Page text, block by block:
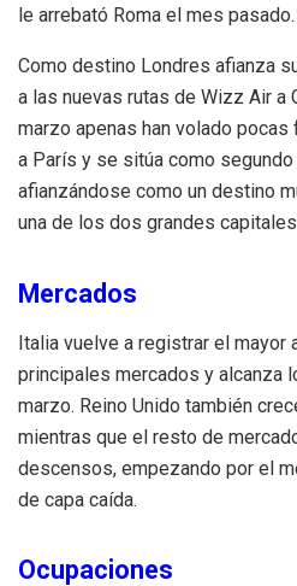
le arrebató Roma el mes pasado.
Como destino Londres afianza
a las nuevas rutas de Wizz Air a
marzo apenas han volado
a París y se sitúa como
afianzándose como un destino
una de los dos grandes
Mercados
Italia vuelve a registrar el mayor
principales mercados y alcanza
marzo. Reino Unido también
mientras que el resto de
descensos, empezando por el
de capa caída.
Ocupaciones